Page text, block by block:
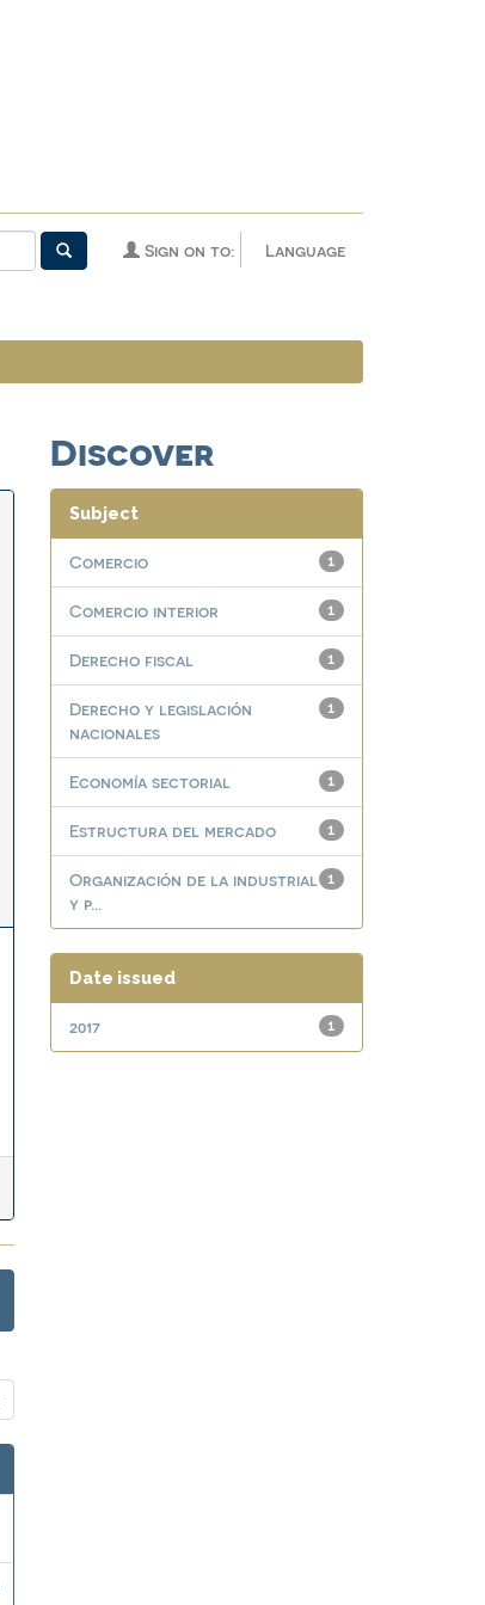
Language
Sign on to:
Discover
Subject
1
Comercio
1
Comercio interior
1
Derecho fiscal
1
Derecho y legislación
nacionales
1
Economía sectorial
1
Estructura del mercado
1
Organización de la industrial
y p...
Date issued
1
2017